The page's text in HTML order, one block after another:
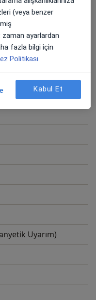
Testi
Uyarım)
(veya benzer
ayarlardan
fazla bilgi için
Politikası.
Kabul Et